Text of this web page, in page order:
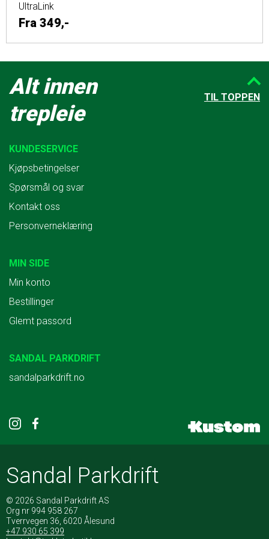
UltraLink
Fra 349,-
Alt innen
trepleie
KUNDESERVICE
Kjøpsbetingelser
Spørsmål og svar
Kontakt oss
Personverneklæring
MIN SIDE
Min konto
Bestillinger
Glemt passord
SANDAL PARKDRIFT
sandalparkdrift.no
Sandal Parkdrift
© 2026 Sandal Parkdrift AS
Org nr 994 958 267
Tverrvegen 36, 6020 Ålesund
+47 930 65 399
TIL TOPPEN